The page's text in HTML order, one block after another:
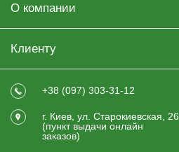
О компании
Клиенту
+38 (097) 303-31-12
г. Киев, ул. Старокиевская, 26
(пункт выдачи онлайн
заказов)